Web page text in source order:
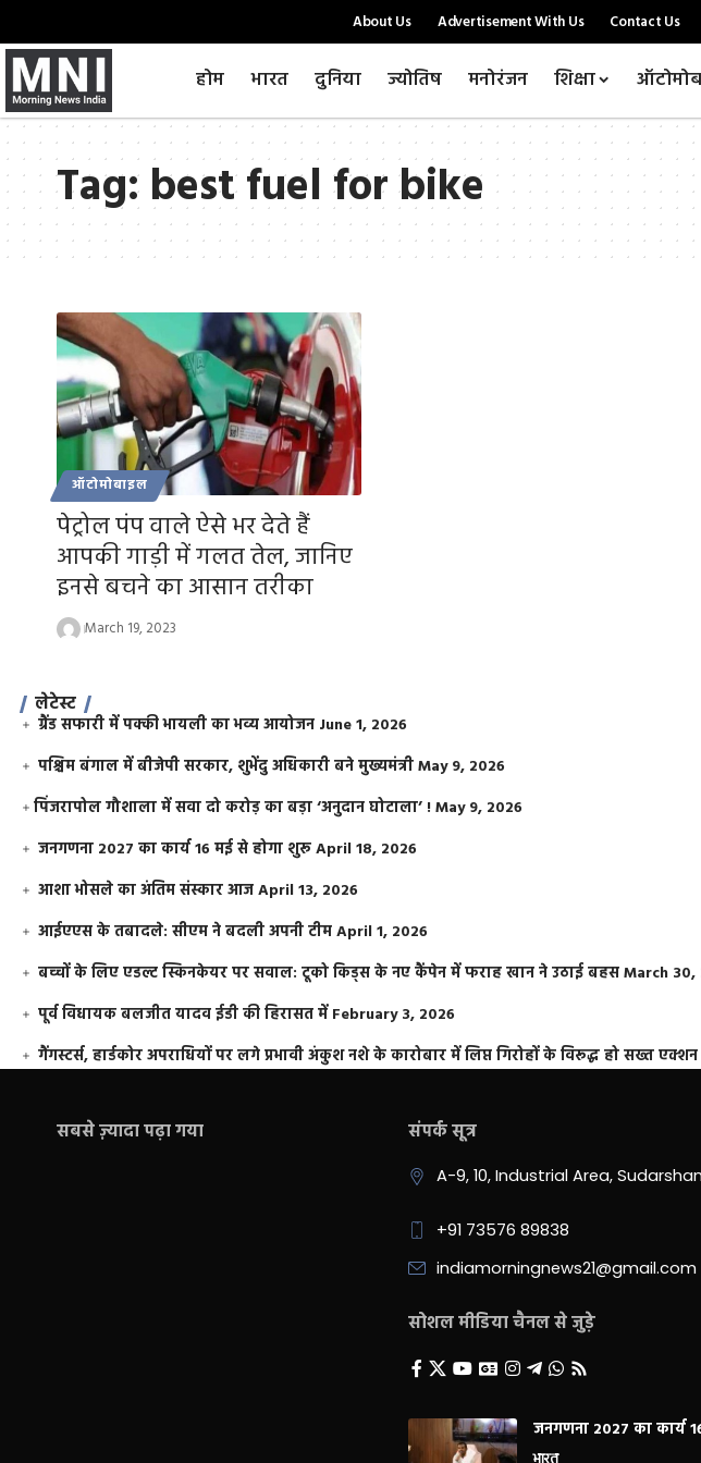
About Us Advertisement With Us Contact Us
होम भारत दुनिया ज्योतिष मनोरंजन शिक्षा
Tag:best fuel for bike
ऑटोमोबाइल
पेट्रोल पंप वाले ऐसे भर देते हैं
आपकी गाड़ी में गलत तेल, जानिए
इनसे बचने का आसान तरीका
March 19, 2023
लेटेस्ट
ग्रैंड सफारी में पक्की भायली का भव्य आयोजन June 1, 2026
पश्चिम बंगाल में बीजेपी सरकार, शुभेंदु अधिकारी बने मुख्यमंत्रीMay 9, 2026
​पिंजरापोल गौशाला में सवा दो करोड़ का बड़ा ‘अनुदान घोटाला’ !May 9, 2026
जनगणना 2027 का कार्य 16 मई से होगा शुरूApril 18, 2026
आशा भोसले का अंतिम संस्कार आजApril 13, 2026
आईएएस के तबादले: सीएम ने बदली अपनी टीमApril 1, 2026
बच्चों के लिए एडल्ट स्किनकेयर पर सवाल: टूको किड्स के नए कैंपेन में फराह खान ने उठाई बहसMarch 30,
पूर्व विधायक बलजीत यादव ईडी की हिरासत में February 3, 2026
गैंगस्टर्स, हार्डकोर अपराधियों पर लगे प्रभावी अंकुश नशे के कारोबार में लिप्त गिरोहों के विरूद्ध हो सख्त
सबसे ज़्यादा पढ़ा गया संपर्क सूत्र
A-9, 10, Industrial Area,
+91 73576 89838
indiamorningnews21@gmail.com
सोशल मीडिया चैनल से जुड़े
जनगणना 2027 का कार्य